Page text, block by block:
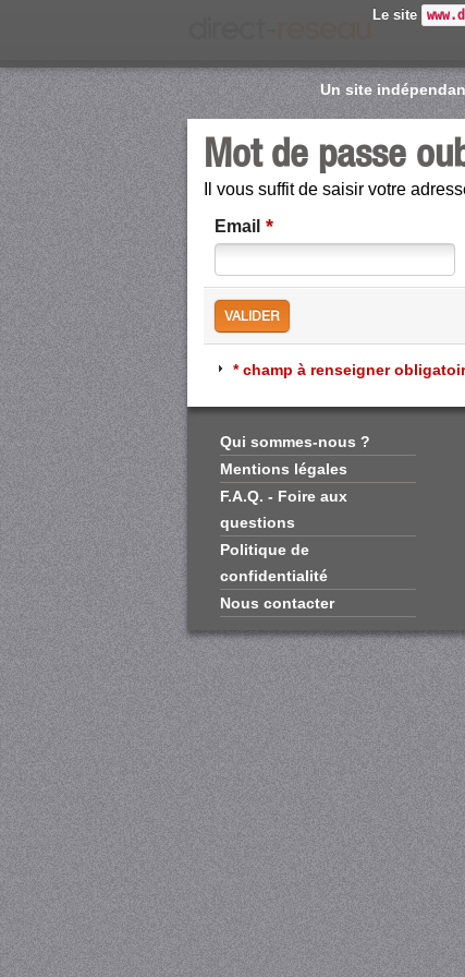
Le site
Un site
Mot de passe
Il vous suffit de saisir votre
Email *
* champ à renseigner
Qui sommes-nous ?
Mentions légales
F.A.Q. - Foire aux
questions
Politique de
confidentialité
Nous contacter